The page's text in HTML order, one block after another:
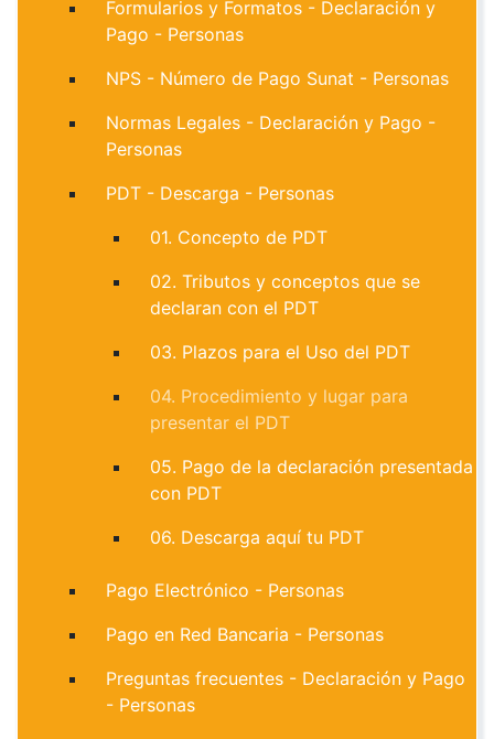
Formularios y Formatos - Declaración y
Pago - Personas
NPS - Número de Pago Sunat - Personas
Normas Legales - Declaración y Pago -
Personas
PDT - Descarga - Personas
01. Concepto de PDT
02. Tributos y conceptos que se
declaran con el PDT
03. Plazos para el Uso del PDT
04. Procedimiento y lugar para
presentar el PDT
05. Pago de la declaración presentada
con PDT
06. Descarga aquí tu PDT
Pago Electrónico - Personas
Pago en Red Bancaria - Personas
Preguntas frecuentes - Declaración y Pago
- Personas